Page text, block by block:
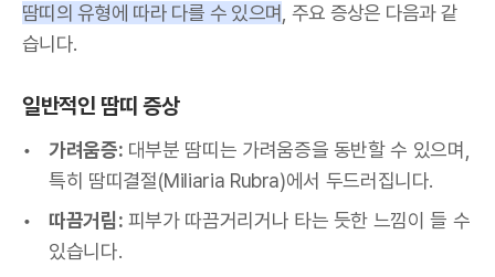
땀띠의 유형에 따라 다를 수 있으며 , 주요 증상은 다음과 같
습니다.
일반적인 땀띠 증상
가려움증: 대부분 땀띠는 가려움증을 동반할 수 있으며,
특히 땀띠결절(Miliaria Rubra)에서 두드러집니다.
따끔거림: 피부가 따끔거리거나 타는 듯한 느낌이 들 수
있습니다.